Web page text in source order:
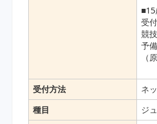
受
競
予
（
受付方法
ネ
種目
ジ